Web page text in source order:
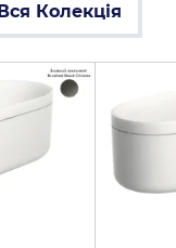
Вся Колекція